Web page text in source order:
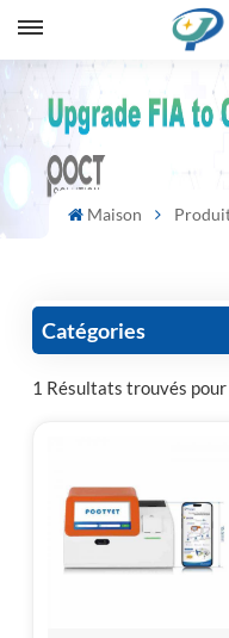
Maison
Catégories
1 Résultats trouvés